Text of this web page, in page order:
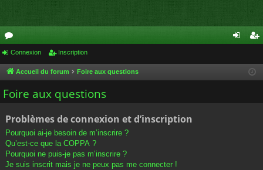
or
u
m
cri
Connexion Inscription
Accueil du forum Foire aux questions
Foire aux questions
Problèmes de connexion et d’inscription
Pourquoi ai-je besoin de m’inscrire ?
Qu’est-ce que la COPPA ?
Pourquoi ne puis-je pas m’inscrire ?
Je suis inscrit mais je ne peux pas me connecter !